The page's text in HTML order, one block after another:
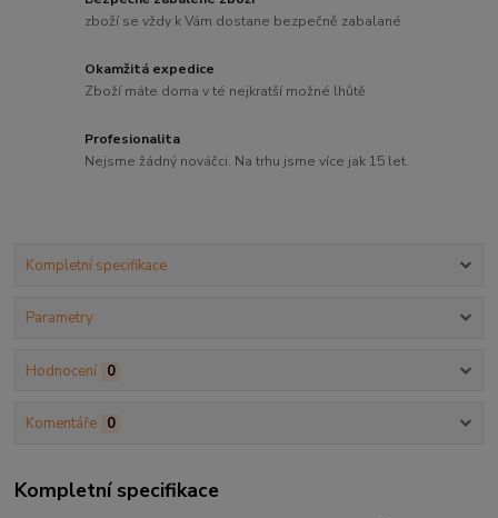
zboží se vždy k Vám dostane bezpečně zabalané
Okamžitá expedice
Zboží máte doma v té nejkratší možné lhůtě
Profesionalita
Nejsme žádný nováčci. Na trhu jsme více jak 15 let.
Kompletní specifikace
Parametry
Hodnocení 0
Komentáře 0
Kompletní specifikace